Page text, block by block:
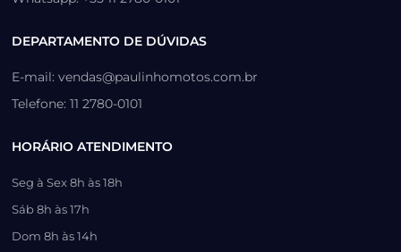
DEPARTAMENTO DE DÚVIDAS
E-mail: vendas@paulinhomotos.com.br
Telefone: 11 2780-0101
HORÁRIO ATENDIMENTO
Seg à Sex 8h às 18h
Sáb 8h às 17h
Dom 8h às 14h